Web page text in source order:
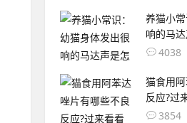
养猫小
响的马
4038
猫食用
反应?过
3854